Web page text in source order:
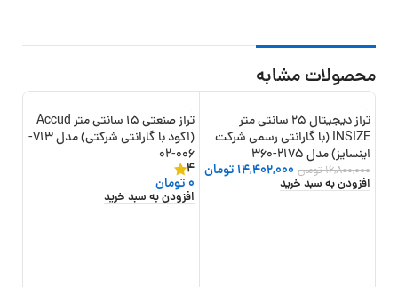
محصولات مشابه
-14%
تراز دیجیتال 25 سانتی متر
INSIZE (با گارانتی رسمی شرکت
اینسایز) مدل 2175-360
16,800,000تومان 14,402,000 تومان
افزودن به سبد خرید
تراز صنعتی 15 سانتی متر Accud
(اکود با گارانتی شرکتی) مدل 713-
006-02
4
0تومان
افزودن به سبد خرید